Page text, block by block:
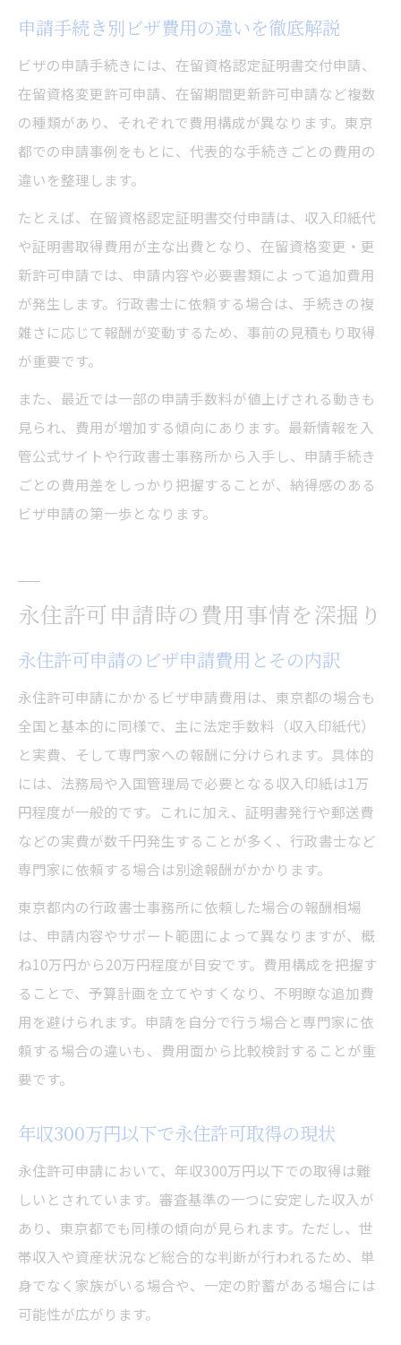
申請手続き別ビザ費用の違いを徹底解説
ビザの申請手続きには、在留資格認定証明書交付申請、
在留資格変更許可申請、在留期間更新許可申請など複数
の種類があり、それぞれで費用構成が異なります。東京
都での申請事例をもとに、代表的な手続きごとの費用の
違いを整理します。
たとえば、在留資格認定証明書交付申請は、収入印紙代
や証明書取得費用が主な出費となり、在留資格変更・更
新許可申請では、申請内容や必要書類によって追加費用
が発生します。行政書士に依頼する場合は、手続きの複
雑さに応じて報酬が変動するため、事前の見積もり取得
が重要です。
また、最近では一部の申請手数料が値上げされる動きも
見られ、費用が増加する傾向にあります。最新情報を入
管公式サイトや行政書士事務所から入手し、申請手続き
ごとの費用差をしっかり把握することが、納得感のある
ビザ申請の第一歩となります。
永住許可申請時の費用事情を深掘り
永住許可申請のビザ申請費用とその内訳
永住許可申請にかかるビザ申請費用は、東京都の場合も
全国と基本的に同様で、主に法定手数料（収入印紙代）
と実費、そして専門家への報酬に分けられます。具体的
には、法務局や入国管理局で必要となる収入印紙は1万
円程度が一般的です。これに加え、証明書発行や郵送費
などの実費が数千円発生することが多く、行政書士など
専門家に依頼する場合は別途報酬がかかります。
東京都内の行政書士事務所に依頼した場合の報酬相場
は、申請内容やサポート範囲によって異なりますが、概
ね10万円から20万円程度が目安です。費用構成を把握す
ることで、予算計画を立てやすくなり、不明瞭な追加費
用を避けられます。申請を自分で行う場合と専門家に依
頼する場合の違いも、費用面から比較検討することが重
要です。
年収300万円以下で永住許可取得の現状
永住許可申請において、年収300万円以下での取得は難
しいとされています。審査基準の一つに安定した収入が
あり、東京都でも同様の傾向が見られます。ただし、世
帯収入や資産状況など総合的な判断が行われるため、単
身でなく家族がいる場合や、一定の貯蓄がある場合には
可能性が広がります。